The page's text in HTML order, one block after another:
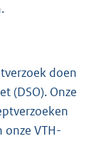
doen
(DSO). Onze
onze VTH-